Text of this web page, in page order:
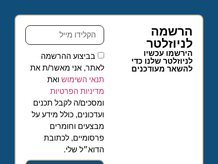
הרשמה
לניוזלטר
הירשמו עכשיו
לניוזלטר שלנו כדי
להשאר מעודכנים
בביצוע ההרשמה
לאתר, אני מאשר/ת את
תנאי השימושואת
מדיניות הפרטיות
ומסכים/ה לקבל תכנים
ועדכונים, כולל מידע על
מבצעים וחומרים
פרסומיים, לכתובת
הדוא״ל שלי.